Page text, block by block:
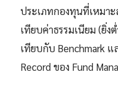
ประเภทกองทุนที่เหมา
เทียบค่าธรรมเนียม (ยิ่
เทียบกับ Benchmark แ
Record ของ Fund